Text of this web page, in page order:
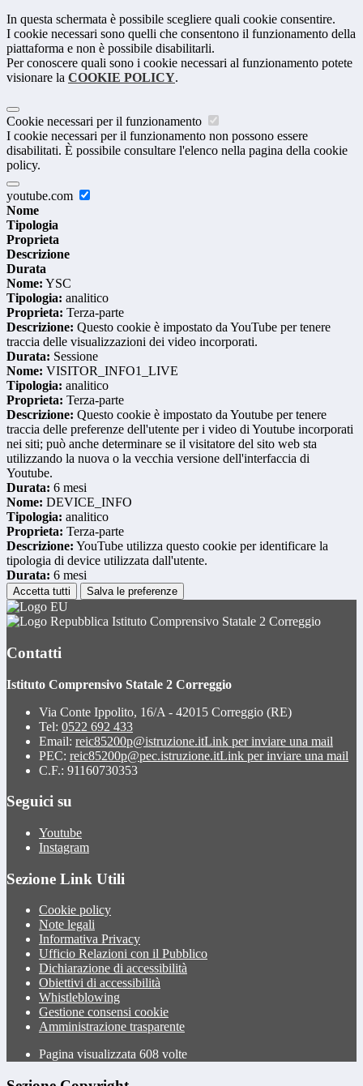
In questa schermata è possibile scegliere quali cookie consentire.
I cookie necessari sono quelli che consentono il funzionamento della
piattaforma e non è possibile disabilitarli.
Per conoscere quali sono i cookie necessari al funzionamento potete
visionare la COOKIE POLICY.
Cookie necessari per il funzionamento
I cookie necessari per il funzionamento non possono essere
disabilitati. È possibile consultare l'elenco nella pagina della cookie
policy.
youtube.com
Nome
Tipologia
Proprieta
Descrizione
Durata
Nome: YSC
Tipologia: analitico
Proprieta: Terza-parte
Descrizione: Questo cookie è impostato da YouTube per tenere
traccia delle visualizzazioni dei video incorporati.
Durata: Sessione
Nome: VISITOR_INFO1_LIVE
Tipologia: analitico
Proprieta: Terza-parte
Descrizione: Questo cookie è impostato da Youtube per tenere
traccia delle preferenze dell'utente per i video di Youtube incorporati
nei siti; può anche determinare se il visitatore del sito web sta
utilizzando la nuova o la vecchia versione dell'interfaccia di
Youtube.
Durata: 6 mesi
Nome: DEVICE_INFO
Tipologia: analitico
Proprieta: Terza-parte
Descrizione: YouTube utilizza questo cookie per identificare la
tipologia di device utilizzata dall'utente.
Durata: 6 mesi
Accetta tutti Salva le preferenze
Istituto Comprensivo Statale 2 Correggio
Contatti
Istituto Comprensivo Statale 2 Correggio
Via Conte Ippolito, 16/A - 42015 Correggio (RE)
Tel: 0522 692 433
Email: reic85200p@istruzione.itLink per inviare una mail
PEC: reic85200p@pec.istruzione.itLink per inviare una mail
C.F.: 91160730353
Seguici su
Youtube
Instagram
Sezione Link Utili
Cookie policy
Note legali
Informativa Privacy
Ufficio Relazioni con il Pubblico
Dichiarazione di accessibilità
Obiettivi di accessibilità
Whistleblowing
Gestione consensi cookie
Amministrazione trasparente
Pagina visualizzata 608 volte